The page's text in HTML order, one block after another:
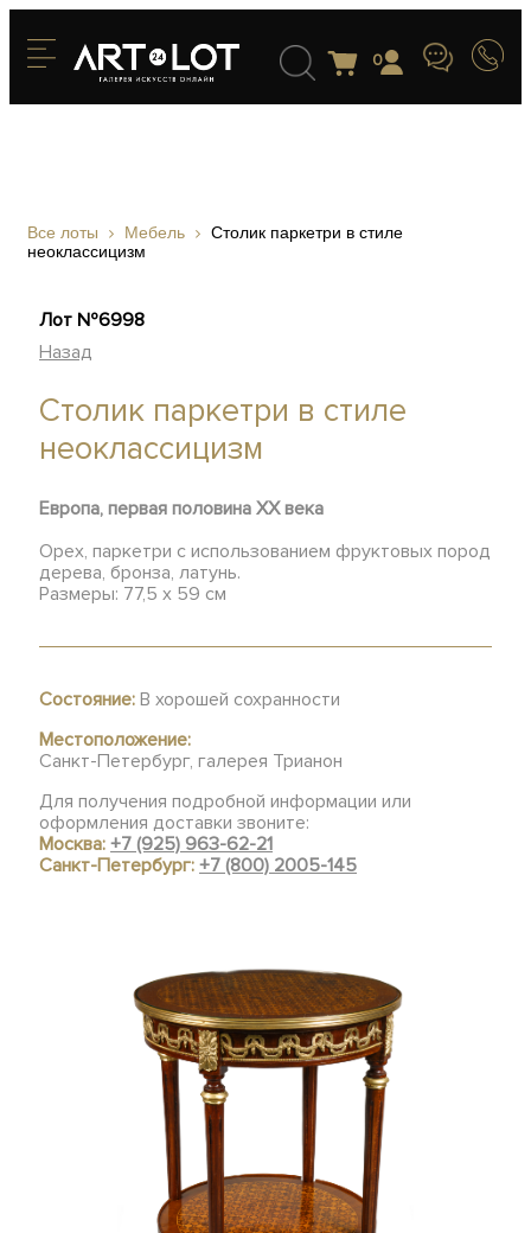
0
Все лоты Мебель
Столик паркетри в стиле
неоклассицизм
Лот №6998
Назад
Столик паркетри в стиле
неоклассицизм
Европа, первая половина XX века
Орех, паркетри с использованием фруктовых пород
дерева, бронза, латунь.
Размеры: 77,5 х 59 см
Состояние: В хорошей сохранности
Местоположение:
Санкт-Петербург, галерея Трианон
Для получения подробной информации или
оформления доставки звоните:
Москва:+7 (925) 963-62-21
Санкт-Петербург:+7 (800) 2005-145